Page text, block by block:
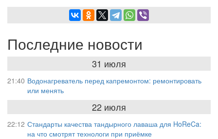
Последние новости
31 июля
21:40 Водонагреватель перед капремонтом: ремонтировать
или менять
22 июля
22:12 Стандарты качества тандырного лаваша для HoReCa:
на что смотрят технологи при приёмке